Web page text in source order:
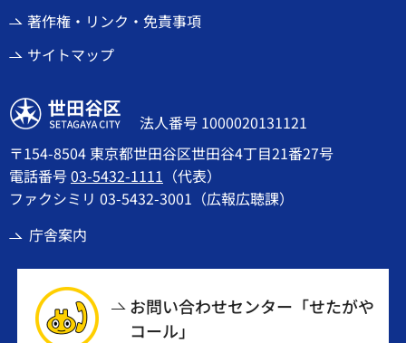
著作権・リンク・免責事項
サイトマップ
世田谷区
法人番号 1000020131121
〒154-8504 東京都世田谷区世田谷4丁目21番27号
電話番号03-5432-1111 （代表）
ファクシミリ 03-5432-3001（広報広聴課）
庁舎案内
お問い合わせセンター「せたがや
コール」